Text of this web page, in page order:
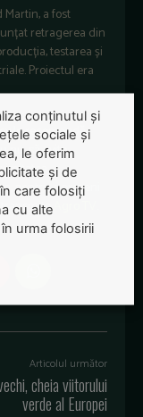
a fost
retragerea din
testarea și
Proiectul era
le recomandă
nu, să evite
pentru a preveni
transmite
Articolul următor
cheia viitorului
verde al Europei
conținutul și
sociale și
le oferim
și de
care folosiți
cu alte
urma folosirii